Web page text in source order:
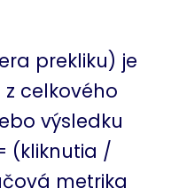
prekliku) je
celkového
výsledku
(kliknutia /
metrika